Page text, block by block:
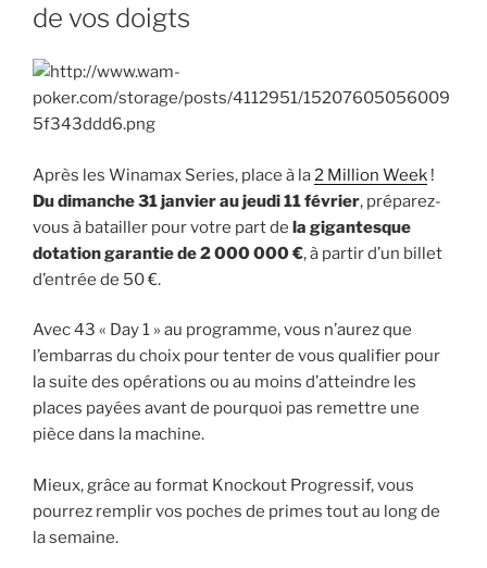
de vos doigts
Après les Winamax Series, place à la2 Million Week !
Du dimanche 31 janvier au jeudi 11 février, préparez-
vous à batailler pour votre part de la gigantesque
dotation garantie de 2 000 000 €, à partir d’un billet
d’entrée de 50 €.
Avec 43 « Day 1 » au programme, vous n’aurez que
l’embarras du choix pour tenter de vous qualifier pour
la suite des opérations ou au moins d’atteindre les
places payées avant de pourquoi pas remettre une
pièce dans la machine.
Mieux, grâce au format Knockout Progressif, vous
pourrez remplir vos poches de primes tout au long de
la semaine.